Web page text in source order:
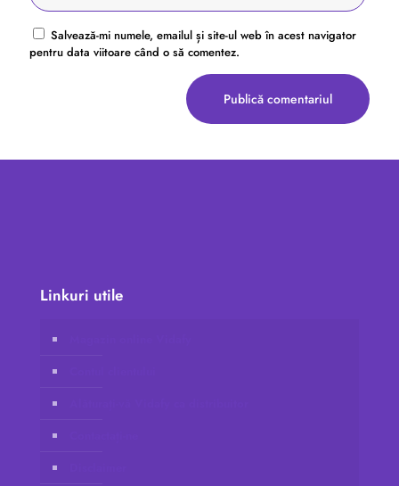
Salvează-mi numele, emailul și site-ul web în acest navigator
pentru data viitoare când o să comentez.
Linkuri utile